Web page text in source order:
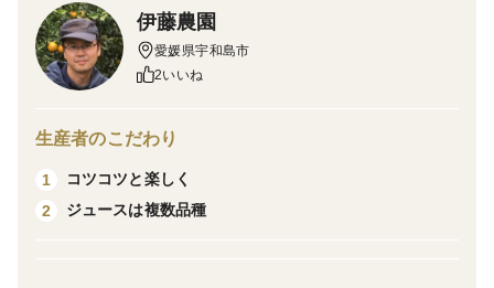
・みかんジュース × 3本
・いよかんジュース × 2本
・ぽんかんジュース × 2本
・うわごーるどジュース × 3本
伊藤農園
愛媛県宇和島市
2いいね
生産者のこだわり
1
コツコツと楽しく
2
ジュースは複数品種